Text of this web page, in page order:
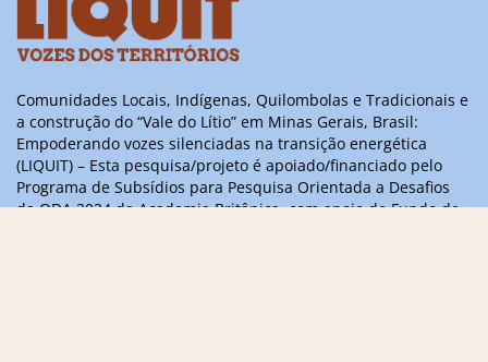
Comunidades Locais, Indígenas, Quilombolas e Tradicionais e
a construção do “Vale do Lítio” em Minas Gerais, Brasil:
Empoderando vozes silenciadas na transição energética
(LIQUIT) – Esta pesquisa/projeto é apoiado/financiado pelo
Programa de Subsídios para Pesquisa Orientada a Desafios
da ODA 2024 da Academia Britânica, com apoio do Fundo de